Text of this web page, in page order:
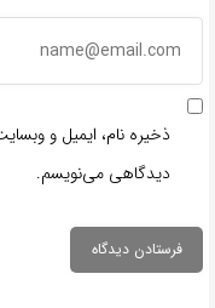
ذخیره نام، ایمیل و
دیدگاهی می‌نویسم.